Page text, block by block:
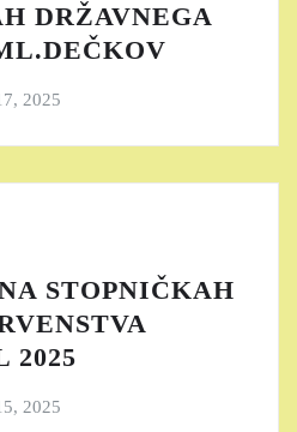
DRŽAVNEGA
2025
STOPNIČKAH
2025
2025